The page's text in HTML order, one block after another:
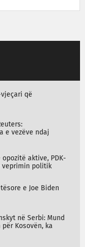
që
e vezëve ndaj
aktive, PDK-
veprimin politik
e Joe Biden
në Serbi: Mund
Kosovën, ka